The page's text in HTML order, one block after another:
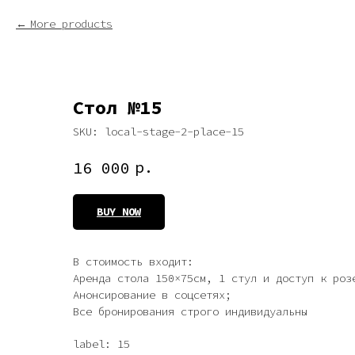
More products
Стол №15
SKU: local-stage-2-place-15
16 000 р.
BUY NOW
В стоимость входит:
Аренда стола 150×75см, 1 стул и доступ к
Анонсирование в соцсетях;
Все бронирования строго индивидуальны
label: 15